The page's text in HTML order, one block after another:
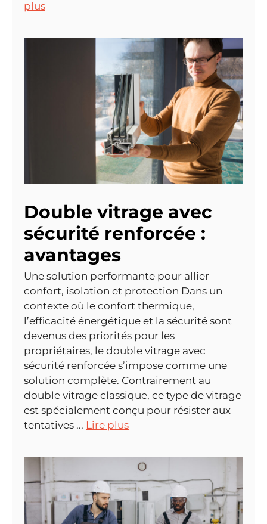
plus
Double vitrage avec
sécurité renforcée :
avantages
Une solution performante pour allier
confort, isolation et protection Dans un
contexte où le confort thermique,
l’efficacité énergétique et la sécurité sont
devenus des priorités pour les
propriétaires, le double vitrage avec
sécurité renforcée s’impose comme une
solution complète. Contrairement au
double vitrage classique, ce type de vitrage
est spécialement conçu pour résister aux
tentatives ... Lire plus